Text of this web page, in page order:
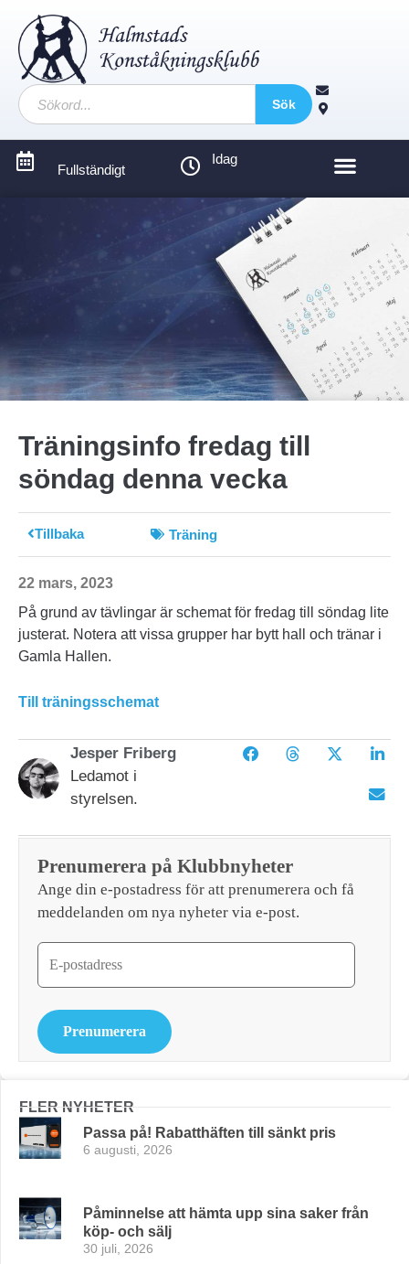
Sök
Fullständigt
Idag
Träningsinfo fredag till
söndag denna vecka
Tillbaka Träning
22 mars, 2023
På grund av tävlingar är schemat för fredag till söndag lite
justerat. Notera att vissa grupper har bytt hall och tränar i
Gamla Hallen.
Till träningsschemat
Jesper Friberg
Ledamot i
styrelsen.
Prenumerera på Klubbnyheter
Ange din e-postadress för att prenumerera och få
meddelanden om nya nyheter via e-post.
Prenumerera
FLER NYHETER
Passa på! Rabatthäften till sänkt pris
6 augusti, 2026
Påminnelse att hämta upp sina saker från
köp- och sälj
30 juli, 2026